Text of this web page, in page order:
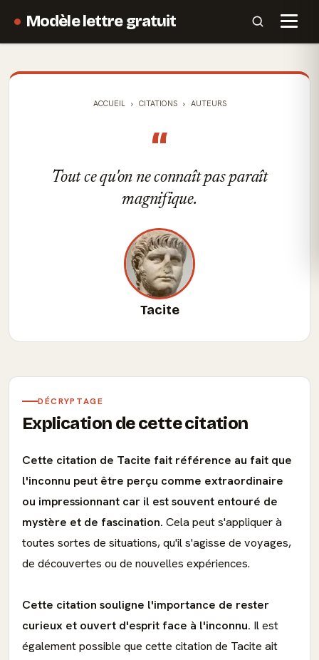
Modèle lettre gratuit
ACCUEIL CITATIONS AUTEURS
“
Tout ce qu'on ne connaît pas paraît
magnifique.
Tacite
DÉCRYPTAGE
Explication de cette citation
Cette citation de Tacite fait référence au fait que
l'inconnu peut être perçu comme extraordinaire
ou impressionnant car il est souvent entouré de
mystère et de fascination. Cela peut s'appliquer à
toutes sortes de situations, qu'il s'agisse de voyages,
de découvertes ou de nouvelles expériences.
Cette citation souligne l'importance de rester
curieux et ouvert d'esprit face à l'inconnu. Il est
également possible que cette citation de Tacite ait